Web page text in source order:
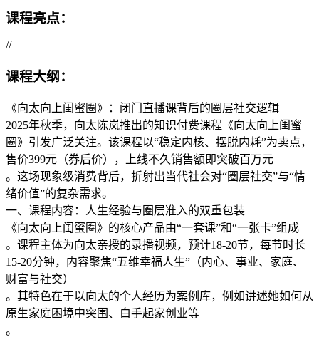
课程亮点：
//
课程大纲：
《向太向上闺蜜圈》：闭门直播课背后的圈层社交逻辑
2025年秋季，向太陈岚推出的知识付费课程《向太向上闺蜜
圈》引发广泛关注。该课程以“稳定内核、摆脱内耗”为卖点，
售价399元（券后价），上线不久销售额即突破百万元
。这场现象级消费背后，折射出当代社会对“圈层社交”与“情
绪价值”的复杂需求。
一、课程内容：人生经验与圈层准入的双重包装
《向太向上闺蜜圈》的核心产品由“一套课”和“一张卡”组成
。课程主体为向太亲授的录播视频，预计18-20节，每节时长
15-20分钟，内容聚焦“五维幸福人生”（内心、事业、家庭、
财富与社交）
。其特色在于以向太的个人经历为案例库，例如讲述她如何从
原生家庭困境中突围、白手起家创业等
。